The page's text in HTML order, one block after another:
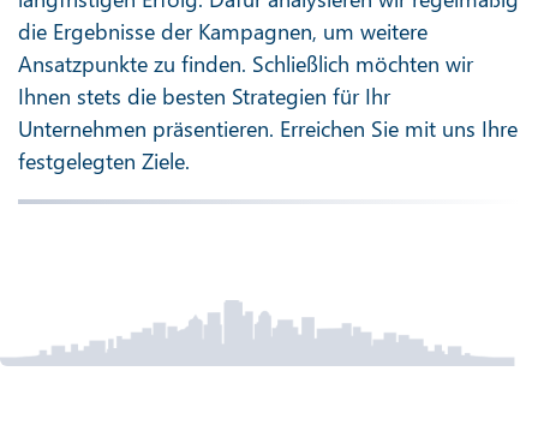
die Ergebnisse der Kampagnen, um weitere
Ansatzpunkte zu finden. Schließlich möchten wir
Ihnen stets die besten Strategien für Ihr
Unternehmen präsentieren. Erreichen Sie mit uns Ihre
festgelegten Ziele.